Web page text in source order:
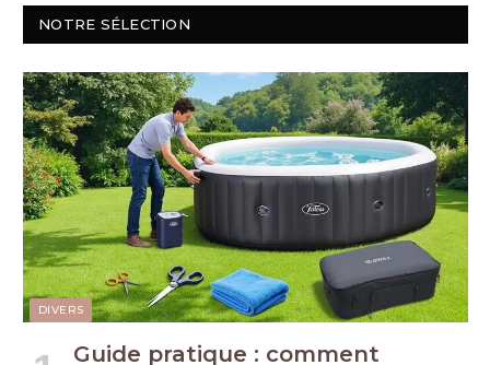
NOTRE SÉLECTION
DIVERS
Guide pratique : comment